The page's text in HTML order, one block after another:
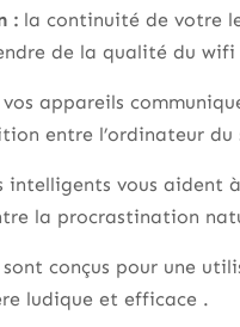
: la continuité de votre
de la qualité du
vos appareils
entre l’ordinateur
intelligents vous aident
la procrastination
sont conçus pour une
ludique et efficace .